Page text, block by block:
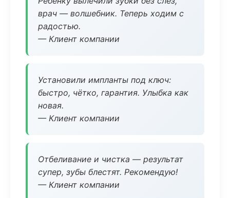
врач — волшебник. Теперь ходим с
радостью.
— Клиент компании
Установили импланты под ключ:
быстро, чётко, гарантия. Улыбка как
новая.
— Клиент компании
Отбеливание и чистка — результат
супер, зубы блестят. Рекомендую!
— Клиент компании